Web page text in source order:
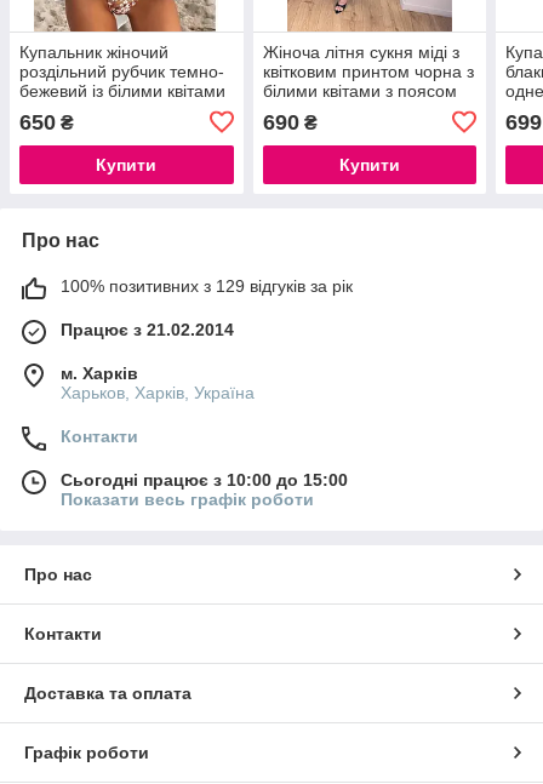
Купальник жіночий
роздільний рубчик темно-
бежевий із білими квітами
650 ₴
Купити
Жіноча літня сукня міді з
квітковим принтом чорна з
білими квітами з поясом
690₴
Купити
699
Про нас
100% позитивних з 129 відгуків за рік
Працює з 21.02.2014
м. Харків
Харьков, Харків, Україна
Контакти
Сьогодні працює з 10:00 до 15:00
Показати весь графік роботи
Про нас
Контакти
Доставка та оплата
Графік роботи